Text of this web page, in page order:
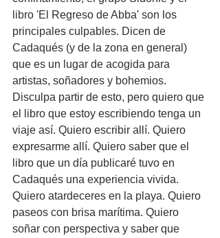
libro 'El Regreso de Abba' son los
principales culpables. Dicen de
Cadaqués (y de la zona en general)
que es un lugar de acogida para
artistas, soñadores y bohemios.
Disculpa partir de esto, pero quiero que
el libro que estoy escribiendo tenga un
viaje así. Quiero escribir allí. Quiero
expresarme allí. Quiero saber que el
libro que un día publicaré tuvo en
Cadaqués una experiencia vivida.
Quiero atardeceres en la playa. Quiero
paseos con brisa marítima. Quiero
soñar con perspectiva y saber que